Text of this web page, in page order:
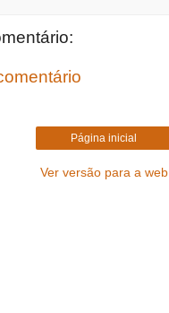
Página inicial
Ver versão para a web